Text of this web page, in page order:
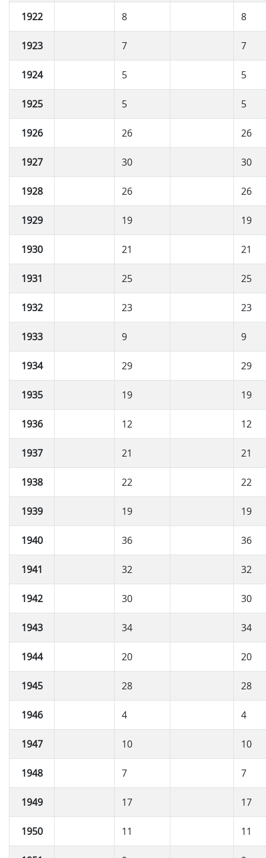
1922 8 8
1923 7 7
1924 5 5
1925 5 5
1926 26 26
1927 30 30
1928 26 26
1929 19 19
1930 21 21
1931 25 25
1932 23 23
1933 9 9
1934 29 29
1935 19 19
1936 12 12
1937 21 21
1938 22 22
1939 19 19
1940 36 36
1941 32 32
1942 30 30
1943 34 34
1944 20 20
1945 28 28
1946 4 4
1947 10 10
1948 7 7
1949 17 17
1950 11 11